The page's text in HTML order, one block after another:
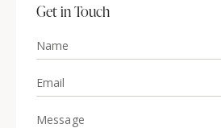
Get in Touch